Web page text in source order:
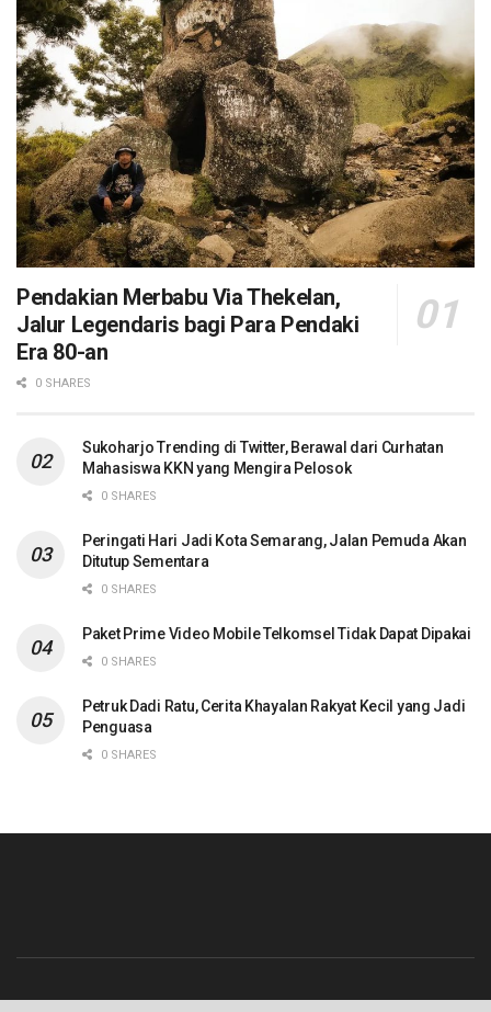
Pendakian Merbabu Via Thekelan,
Jalur Legendaris bagi Para Pendaki
Era 80-an
0 SHARES
Sukoharjo Trending di Twitter, Berawal dari Curhatan
Mahasiswa KKN yang Mengira Pelosok
0 SHARES
Peringati Hari Jadi Kota Semarang, Jalan Pemuda Akan
Ditutup Sementara
0 SHARES
Paket Prime Video Mobile Telkomsel Tidak Dapat Dipakai
0 SHARES
Petruk Dadi Ratu, Cerita Khayalan Rakyat Kecil yang Jadi
Penguasa
0 SHARES